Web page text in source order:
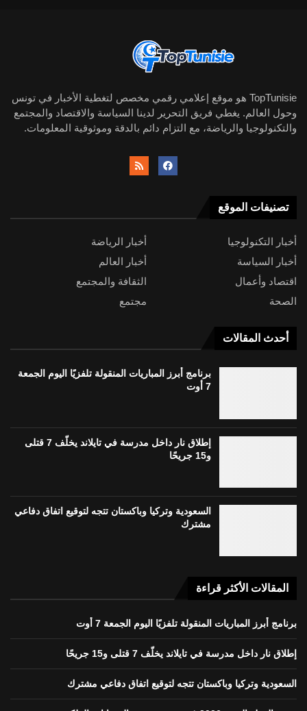
TopTunisie هو موقع إعلامي رقمي مخصص لتغطية الأخبار في تونس
وحول العالم. يغطي فريق التحرير لدينا السياسة والاقتصاد والمجتمع
والتكنولوجيا والرياضة، مع التزام دائم بالدقة وموثوقية المعلومات.
تصنيفات الموقع
أخبار التكنولوجيا
أخبار الرياضة
أخبار السياسة
أخبار العالم
اقتصاد وأعمال
الثقافة والمجتمع
الصحة
مجتمع
أحدث المقالات
برنامج أبرز المباريات المنقولة تلفزيًا اليوم الجمعة
7 أوت
إطلاق نار داخل مدرسة في تايلاند يخلّف 7 قتلى
و15 جريحًا
السعودية وتركيا وباكستان تتجه لتوقيع اتفاق دفاعي
مشترك
المقالات الأكثر قراءة
برنامج أبرز المباريات المنقولة تلفزيًا اليوم الجمعة 7 أوت
إطلاق نار داخل مدرسة في تايلاند يخلّف 7 قتلى و15 جريحًا
السعودية وتركيا وباكستان تتجه لتوقيع اتفاق دفاعي مشترك